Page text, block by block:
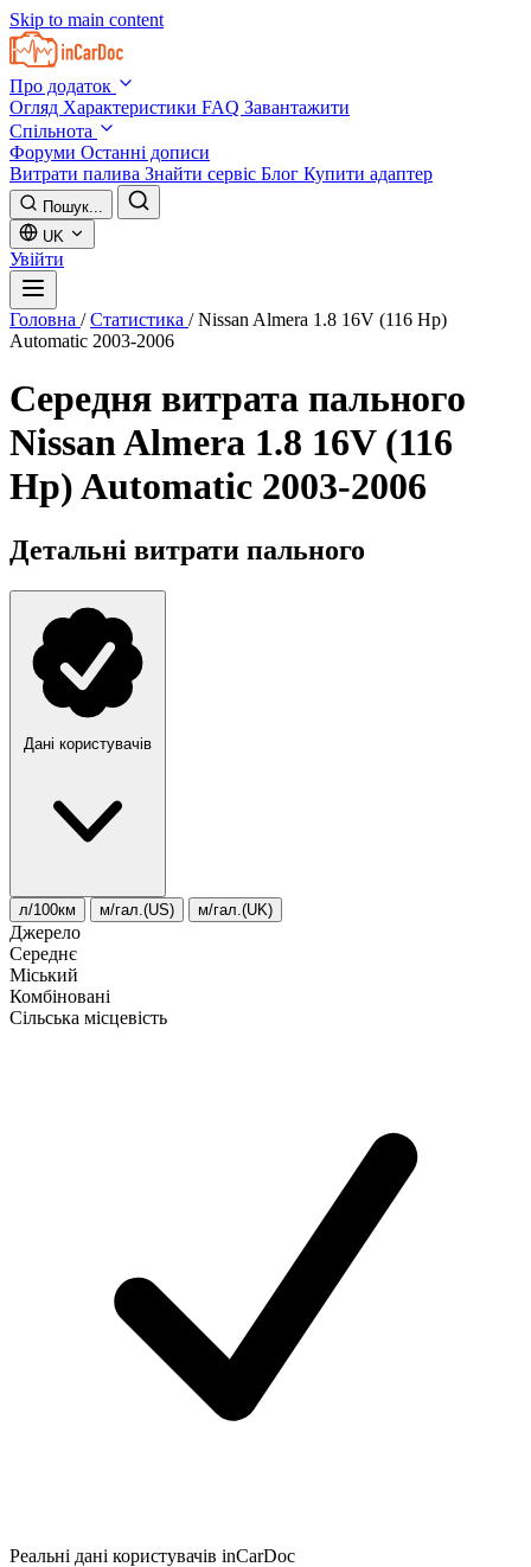
Skip to main content
Про додаток
Огляд Характеристики FAQ Завантажити
Спільнота
Форуми Останні дописи
Витрати палива Знайти сервіс Блог Купити адаптер
Пошук...
UK
Увійти
Головна / Статистика / Nissan Almera 1.8 16V (116 Hp)
Automatic 2003-2006
Середня витрата пального
Nissan Almera 1.8 16V (116
Hp) Automatic 2003-2006
Детальні витрати пального
Дані користувачів
л/100км м/гал.(US) м/гал.(UK)
Джерело
Середнє
Міський
Комбіновані
Сільська місцевість
Реальні дані користувачів inCarDoc